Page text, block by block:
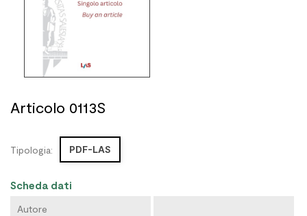
Articolo 0113S
Tipologia: PDF-LAS
Scheda dati
Autore